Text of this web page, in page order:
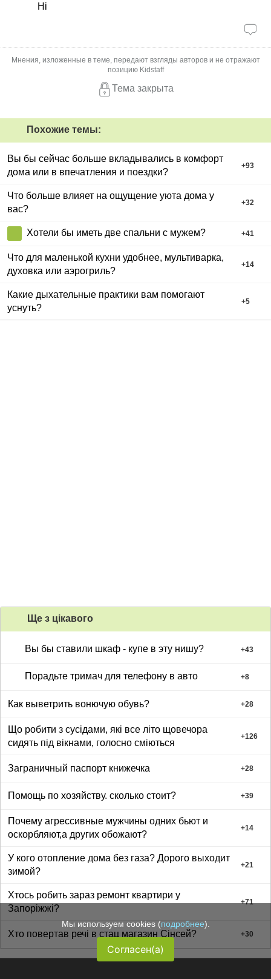
Ні
Мнения, изложенные в теме, передают взгляды авторов и не отражают
позицию Kidstaff
Тема закрыта
Похожие темы:
Вы бы сейчас больше вкладывались в комфорт
дома или в впечатления и поездки?
+93
Что больше влияет на ощущение уюта дома у
вас?
+32
Хотели бы иметь две спальни с мужем? +41
Что для маленькой кухни удобнее, мультиварка,
духовка или аэрогриль?
+14
Какие дыхательные практики вам помогают
уснуть?
+5
Ще з цiкавого
Вы бы ставили шкаф - купе в эту нишу? +43
Порадьте тримач для телефону в авто +8
Как выветрить вонючую обувь? +28
Що робити з сусідами, які все літо щовечора
сидять під вікнами, голосно сміються
+126
Заграничный паспорт книжечка +28
Помощь по хозяйству. сколько стоит? +39
Почему агрессивные мужчины одних бьют и
оскорбляют,а других обожают?
+14
У кого отопление дома без газа? Дорого выходит
зимой?
+21
Хтось робить зараз ремонт квартири у
Запоріжжі?
+71
Хто повертав речі в стац магазин Сінсей? +30
Мы используем cookies (подробнее).
Согласен(а)